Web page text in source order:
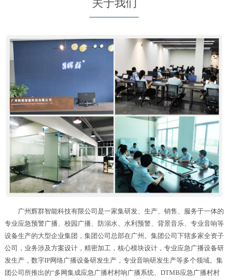
关于我们
广州辉群智能科技有限公司是一家集研发、生产、销售、服务于一体的
专业应急预警广播、校园广播、防溺水、水利预警、背景音乐、专业音响等
设备生产的大型企业集团，集团公司总部在广州。集团公司下辖多家全资子
公司，业务涉及方案设计，精密加工，核心模块设计，专业应急广播设备研
发生产，数字IP网络广播设备研发生产，专业音响研发生产等多个领域。集
团公司所推出的“多网集成应急广播村村响广播系统、DTMB应急广播村村